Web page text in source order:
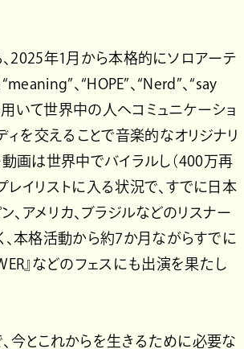
2025年1月から本格的にソロアーテ
、“HOPE”、“Nerd”、“say
いて世界中の人へコミュニケーショ
を交えることで音楽的なオリジナリ
画は世界中でバイラルし（400万再
レイリストに入る状況で、すでに日本
、アメリカ、ブラジルなどのリスナー
本格活動から約7か月ながらすでに
』などのフェスにも出演を果たし
今とこれからを生きるために必要な